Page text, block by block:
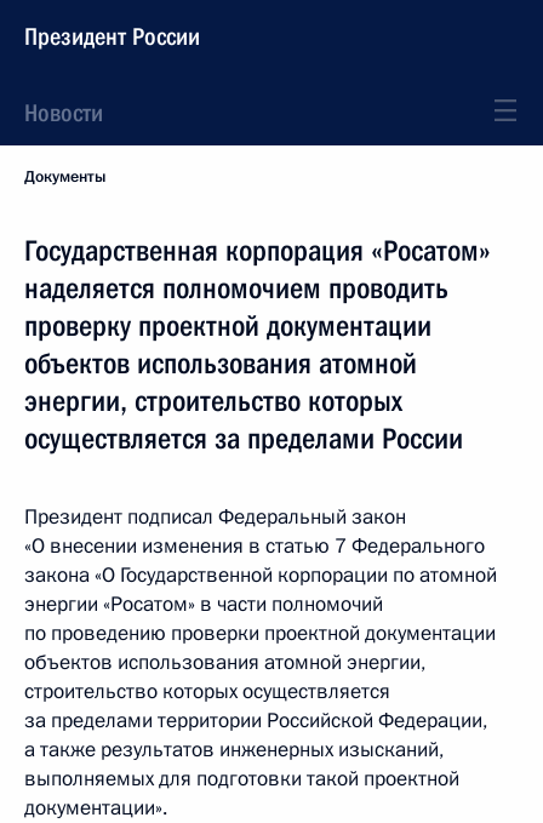
Президент России
Новости
Документы
Государственная корпорация «Росатом»
наделяется полномочием проводить
проверку проектной документации
объектов использования атомной
энергии, строительство которых
осуществляется за пределами России
Президент подписал Федеральный закон
«О внесении изменения в статью 7 Федерального
закона «О Государственной корпорации по атомной
энергии «Росатом» в части полномочий
по проведению проверки проектной документации
объектов использования атомной энергии,
строительство которых осуществляется
за пределами территории Российской Федерации,
а также результатов инженерных изысканий,
выполняемых для подготовки такой проектной
документации».